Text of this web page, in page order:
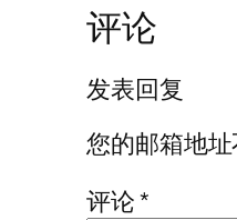
评论
发表回复
您的邮箱地址
评论*